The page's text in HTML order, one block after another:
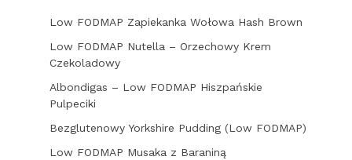
Low FODMAP Zapiekanka Wołowa Hash Brown
Low FODMAP Nutella – Orzechowy Krem
Czekoladowy
Albondigas – Low FODMAP Hiszpańskie
Pulpeciki
Bezglutenowy Yorkshire Pudding (Low FODMAP)
Low FODMAP Musaka z Baraniną